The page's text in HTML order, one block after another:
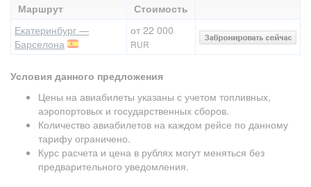
Маршрут
Стоимость
Екатеринбург —
Барселона
от 22 000
RUR
Условия данного предложения
Цены на авиабилеты указаны с учетом топливных,
аэропортовых и государственных сборов.
Количество авиабилетов на каждом рейсе по данному
тарифу ограничено.
Курс расчета и цена в рублях могут меняться без
предварительного уведомления.